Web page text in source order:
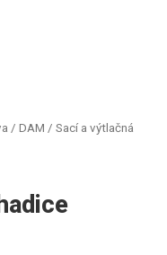
/ DAM / Sací a výtlačná